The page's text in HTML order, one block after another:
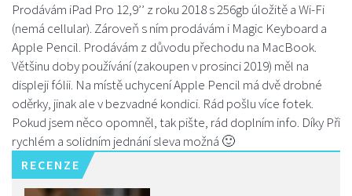
Prodávám iPad Pro 12,9’’ z roku 2018 s 256gb úložitě a Wi-Fi
(nemá cellular). Zároveň s ním prodávám i Magic Keyboard a
Apple Pencil. Prodávám z důvodu přechodu na MacBook.
Většinu doby používání (zakoupen v prosinci 2019) měl na
displeji fólii. Na místě uchycení Apple Pencil má dvě drobné
oděrky, jinak ale v bezvadné kondici. Rád pošlu více fotek.
Pokud jsem něco opomněl, tak pište, rád doplním info. Díky Při
rychlém a solidním jednání sleva možná 🙂
RECENZE